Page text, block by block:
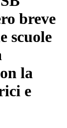
breve
scuole
la
e